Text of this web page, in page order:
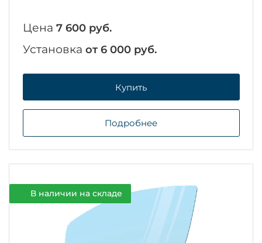
Цена 7 600 руб.
Установка от 6 000 руб.
Купить
Подробнее
В наличии на складе